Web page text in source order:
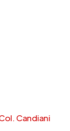
Candiani